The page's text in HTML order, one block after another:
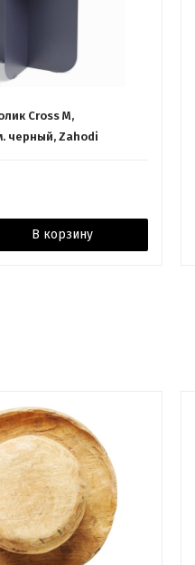
Cross M,
черный, Zahodi
В корзину